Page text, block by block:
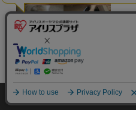
犬用お手入れ用品の
探す
HOME 探す ログ